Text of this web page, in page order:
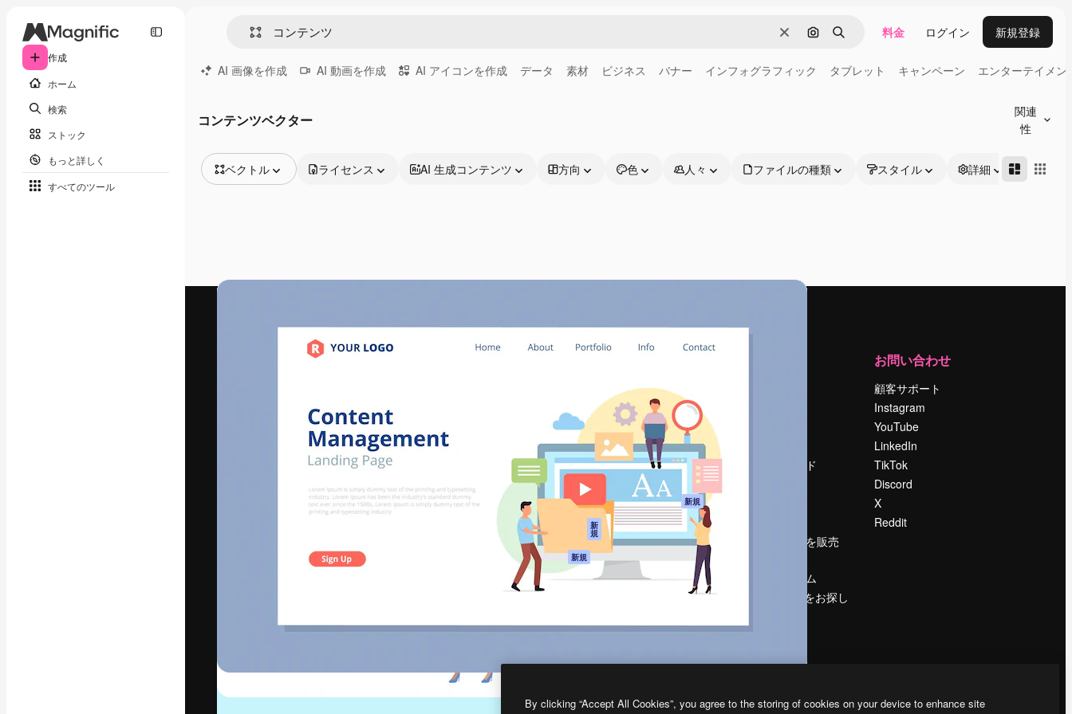
作成
ホーム
検索
ストック
もっと詳しく
すべてのツール
消去 画像で検索
検索 料金 ログイン 新規登録
AI 画像を作成 AI 動画を作成 AI アイコンを作成 データ 素材 ビジネス バナー インフォグラフィック タブレット キャンペーン エンターテイメン
コンテンツベクター
関連
性
ベクトル
動画
動画テンプレート
ライセンス AI 生成コンテンツ 方向 色 人々 ファイルの種類 スタイル 詳細
店、スタジオを含む100万人以上が利用して
います。
日本語
AI 画像生成ツール
AI 動画生成ツール
AI 音声合成ツール
ストックコンテン
ツ
Claude/ChatGPT
向けMCP
新
規
エージェント 新規
API
モバイルアプリ
ール
Academy
ドキュメント
サポート
利用規約
プライバシーポリ
シー
オリジナル 新規
クッキーポリシー
トラストセンター
アフィリエイト
法人向け
検索トレンド
コンテンツを販売
プレスルーム
magnific.aiをお探し
お問い合わせ
顧客サポート
Instagram
YouTube
LinkedIn
TikTok
Discord
X
Reddit
Freepik Company S.L.U.無断複写・転載を禁じます
By clicking “Accept All Cookies”, you agree to the storing of cookies on your device to enhance site